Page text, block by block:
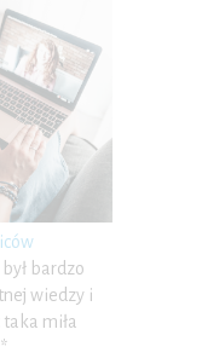
bardzo
wiedzy i
miła